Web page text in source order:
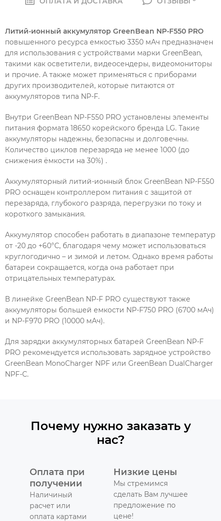
Литий-ионный аккумулятор GreenBean NP-F550 PRO
повышенного ресурса емкостью 3350 мАч предназначен
для использования с устройствами марки GreenBean,
такими как осветители, видеосендеры, видеомониторы
и прочие. А также может применяться с приборами
других производителей, которые питаются от
аккумуляторов типа NP-F.
Внутри GreenBean NP-F550 PRO установлены элементы
питания формата 18650 корейского бренда LG. Такие
аккумуляторы надежны, безопасны и долговечны.
Количество циклов перезаряда не менее 1000 (до
снижения ёмкости на 30%) .
Аккумуляторный литий-ионный блок GreenBean NP-F550
PRO оснащен контроллером питания с защитой от
перезаряда, глубокого разряда, перегрузки по току и
короткого замыкания.
Аккумулятор способен работать в диапазоне температур
от -20 до +60°С, благодаря чему может использоваться
круглогодично – и зимой и летом. Однако время работы
батареи сокращается, когда она работает при
отрицательных температурах.
В линейке GreenBean NP-F PRO существуют также
аккумуляторы большей емкости NP-F750 PRO (6700 мАч)
и NP-F970 PRO (10000 мАч).
Для зарядки аккумуляторных батарей GreenBean NP-F
PRO рекомендуется использовать зарядное устройство
GreenBean MonoCharger NPF или GreenBean DualCharger
NPF-C.
Почему нужно заказать у
нас?
Оплата при
получении
Наличиный
расчет или
оплата картами
Низкие цены
Мы стремимся
сделать Вам лучшее
предложение по
цене!